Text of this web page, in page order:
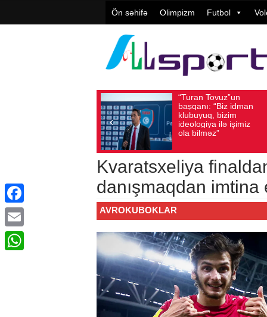
Ön səhifə Olimpizm Futbol
başqanı: “Biz idman
klubuyuq, bizim
ideologiya ilə işimiz
ola bilməz”
Avqust 05, 2026
Kvaratsxeliya
danışmaqdan imtina
AVROKUBOKLAR
Facebook
Email